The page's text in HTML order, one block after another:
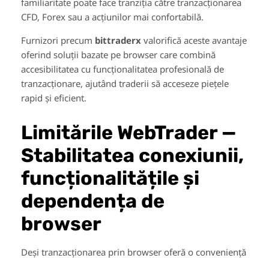
familiaritate poate face tranziția către tranzacționarea
CFD, Forex sau a acțiunilor mai confortabilă.
Furnizori precum bittraderx valorifică aceste avantaje
oferind soluții bazate pe browser care combină
accesibilitatea cu funcționalitatea profesională de
tranzacționare, ajutând traderii să acceseze piețele
rapid și eficient.
Limitările WebTrader —
Stabilitatea conexiunii,
funcționalitățile și
dependența de
browser
Deși tranzacționarea prin browser oferă o conveniență